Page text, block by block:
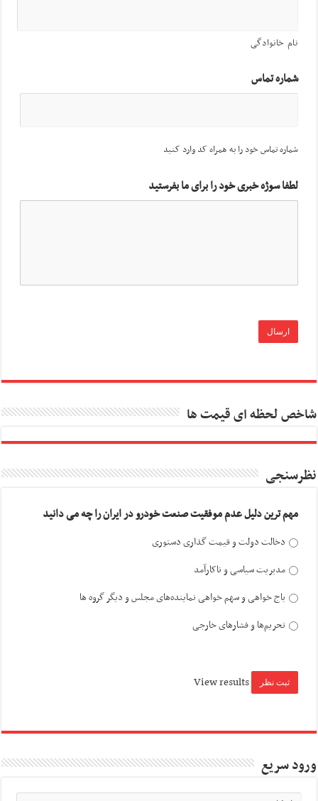
نام خانوادگی
شماره تماس
شماره تماس خود را به همراه کد وارد کنید
لطفا سوژه خبری خود را برای ما بفرستید
شاخص لحظه ای قیمت ها
نظرسنجی
مهم ترین دلیل عدم موفقیت صنعت خودرو در ایران را چه می دانید
دخالت دولت و قیمت گذاری دستوری
مدیریت سیاسی و ناکارآمد
باج خواهی و سهم خواهی نماینده‌های مجلس و دیگر گروه ها
تحریم‌ها و فشارهای خارجی
View results
ورود سریع